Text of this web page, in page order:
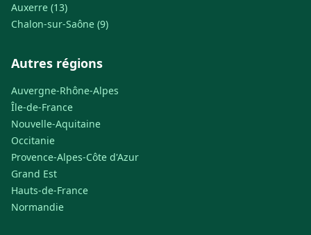
Auxerre (13)
Chalon-sur-Saône (9)
Autres régions
Auvergne-Rhône-Alpes
Île-de-France
Nouvelle-Aquitaine
Occitanie
Provence-Alpes-Côte d'Azur
Grand Est
Hauts-de-France
Normandie